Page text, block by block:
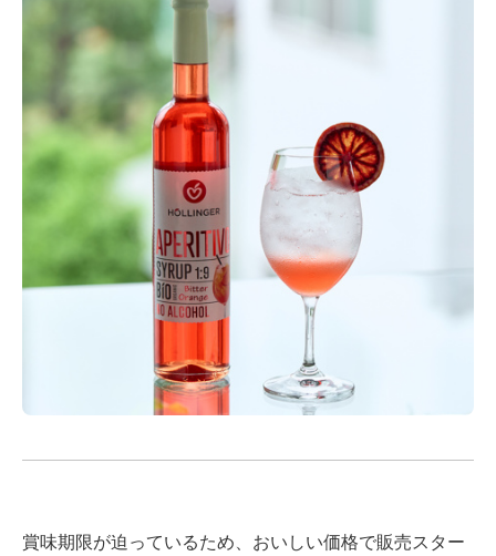
賞味期限が迫っているため、おいしい価格で販売スター